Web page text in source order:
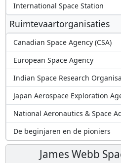
International Space Station
Ruimtevaartorganisaties
Canadian Space Agency (CSA)
European Space Agency
Indian Space Research
Japan Aerospace Exploration
National Aeronautics & Space
De beginjaren en de pioniers
James Webb